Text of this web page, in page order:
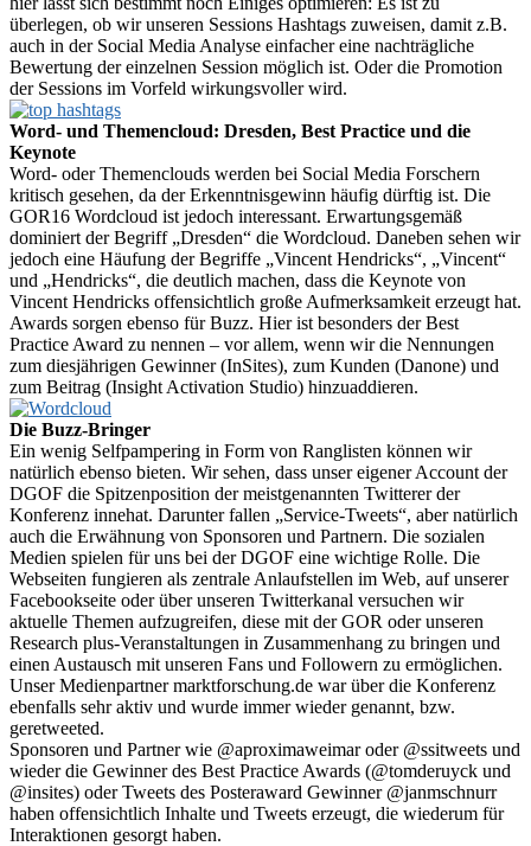
überlegen, ob wir unseren Sessions Hashtags zuweisen, damit z.B.
auch in der Social Media Analyse einfacher eine nachträgliche
Bewertung der einzelnen Session möglich ist. Oder die Promotion
der Sessions im Vorfeld wirkungsvoller wird.
Word- und Themencloud: Dresden, Best Practice und die
Keynote
Word- oder Themenclouds werden bei Social Media Forschern
kritisch gesehen, da der Erkenntnisgewinn häufig dürftig ist. Die
GOR16 Wordcloud ist jedoch interessant. Erwartungsgemäß
dominiert der Begriff „Dresden“ die Wordcloud. Daneben sehen wir
jedoch eine Häufung der Begriffe „Vincent Hendricks“, „Vincent“
und „Hendricks“, die deutlich machen, dass die Keynote von
Vincent Hendricks offensichtlich große Aufmerksamkeit erzeugt hat.
Awards sorgen ebenso für Buzz. Hier ist besonders der Best
Practice Award zu nennen – vor allem, wenn wir die Nennungen
zum diesjährigen Gewinner (InSites), zum Kunden (Danone) und
zum Beitrag (Insight Activation Studio) hinzuaddieren.
Die Buzz-Bringer
Ein wenig Selfpampering in Form von Ranglisten können wir
natürlich ebenso bieten. Wir sehen, dass unser eigener Account der
DGOF die Spitzenposition der meistgenannten Twitterer der
Konferenz innehat. Darunter fallen „Service-Tweets“, aber natürlich
auch die Erwähnung von Sponsoren und Partnern. Die sozialen
Medien spielen für uns bei der DGOF eine wichtige Rolle. Die
Webseiten fungieren als zentrale Anlaufstellen im Web, auf unserer
Facebookseite oder über unseren Twitterkanal versuchen wir
aktuelle Themen aufzugreifen, diese mit der GOR oder unseren
Research plus-Veranstaltungen in Zusammenhang zu bringen und
einen Austausch mit unseren Fans und Followern zu ermöglichen.
Unser Medienpartner marktforschung.de war über die Konferenz
ebenfalls sehr aktiv und wurde immer wieder genannt, bzw.
geretweeted.
Sponsoren und Partner wie @aproximaweimar oder @ssitweets und
wieder die Gewinner des Best Practice Awards (@tomderuyck und
@insites) oder Tweets des Posteraward Gewinner @janmschnurr
haben offensichtlich Inhalte und Tweets erzeugt, die wiederum für
Interaktionen gesorgt haben.